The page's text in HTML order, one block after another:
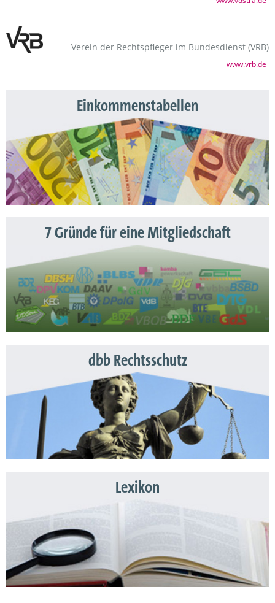
Verein der Rechtspfleger im Bundesdienst (VRB)
www.vrb.de
Einkommenstabellen
7 Gründe für eine Mitgliedschaft
dbb Rechtsschutz
Lexikon